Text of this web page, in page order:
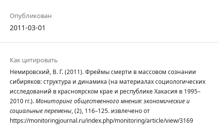
Опубликован
2011-03-01
Как цитировать
Немировский, В. Г. (2011). Фреймы смерти в массовом сознании
сибиряков: структура и динамика (на материалах социологических
исследований в красноярском крае и республике Хакасия в 1995–
2010 гг.).Мониторинг общественного мнения: экономические и
социальные перемены, (2), 116–125. извлечено от
https://monitoringjournal.ru/index.php/monitoring/article/view/3169